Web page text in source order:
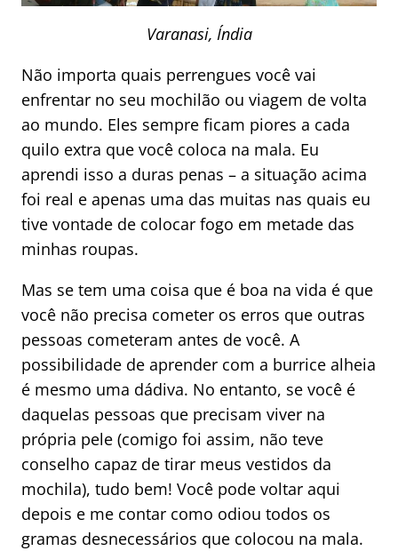
Varanasi, Índia
Não importa quais perrengues você vai
enfrentar no seu mochilão ou viagem de volta
ao mundo. Eles sempre ficam piores a cada
quilo extra que você coloca na mala. Eu
aprendi isso a duras penas – a situação acima
foi real e apenas uma das muitas nas quais eu
tive vontade de colocar fogo em metade das
minhas roupas.
Mas se tem uma coisa que é boa na vida é que
você não precisa cometer os erros que outras
pessoas cometeram antes de você. A
possibilidade de aprender com a burrice alheia
é mesmo uma dádiva. No entanto, se você é
daquelas pessoas que precisam viver na
própria pele (comigo foi assim, não teve
conselho capaz de tirar meus vestidos da
mochila), tudo bem! Você pode voltar aqui
depois e me contar como odiou todos os
gramas desnecessários que colocou na mala.